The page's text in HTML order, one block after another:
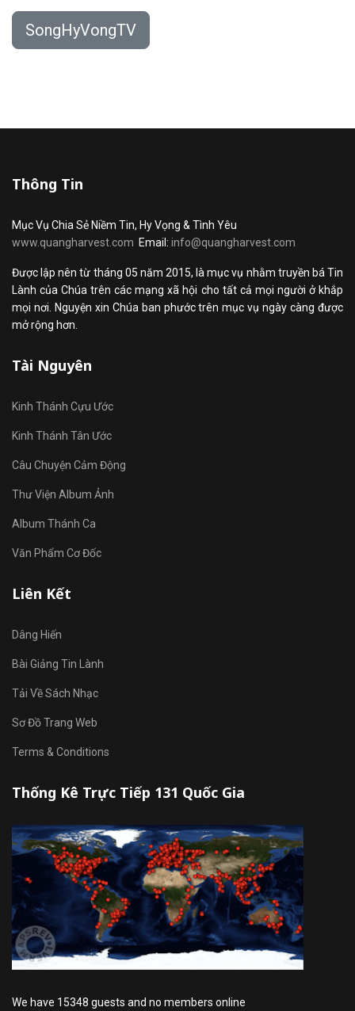
SongHyVongTV
Thông Tin
Mục Vụ Chia Sẻ Niềm Tin, Hy Vọng & Tình Yêu
www.quangharvest.com Email: info@quangharvest.com
Được lập nên từ tháng 05 năm 2015, là mục vụ nhằm truyền bá Tin
Lành của Chúa trên các mạng xã hội cho tất cả mọi người ở khắp
mọi nơi. Nguyện xin Chúa ban phước trên mục vụ ngày càng được
mở rộng hơn.
Tài Nguyên
Kinh Thánh Cựu Ước
Kinh Thánh Tân Ước
Câu Chuyện Cảm Động
Thư Viện Album Ảnh
Album Thánh Ca
Văn Phẩm Cơ Đốc
Liên Kết
Dâng Hiến
Bài Giảng Tin Lành
Tải Về Sách Nhạc
Sơ Đồ Trang Web
Terms & Conditions
Thống Kê Trực Tiếp 131 Quốc Gia
We have 15348 guests and no members online